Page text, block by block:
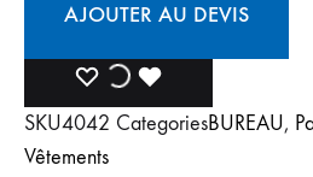
AJOUTER AU DEVIS
SKU4042 CategoriesBUREAU,
Vêtements